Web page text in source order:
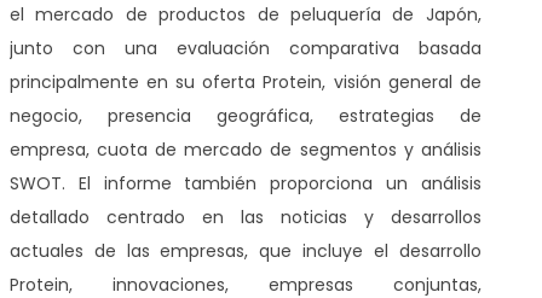
el mercado de productos de peluquería de Japón,
junto con una evaluación comparativa basada
principalmente en su oferta Protein, visión general de
negocio, presencia geográfica, estrategias de
empresa, cuota de mercado de segmentos y análisis
SWOT. El informe también proporciona un análisis
detallado centrado en las noticias y desarrollos
actuales de las empresas, que incluye el desarrollo
Protein, innovaciones, empresas conjuntas,